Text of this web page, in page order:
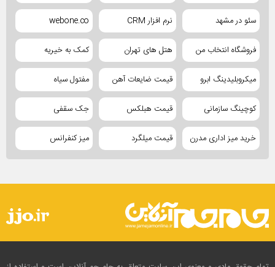
سئو در مشهد نرم افزار CRM webone.co
فروشگاه انتخاب من هتل های تهران کمک به خیریه
میکروبلیدینگ ابرو قیمت ضایعات آهن مفتول سیاه
کوچینگ سازمانی قیمت هبلکس جک سقفی
خرید میز اداری مدرن قیمت میلگرد میز کنفرانس